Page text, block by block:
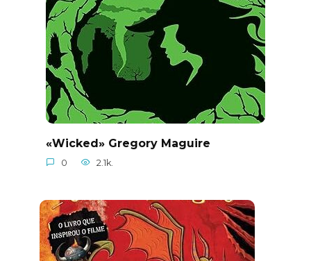
«Wicked» Gregory Maguire
0 2.1k.